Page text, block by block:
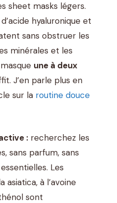
sheet masks légers.
hyaluronique et
sans obstruer les
minérales et les
une à deux
J’en parle plus en
sur la routine douce
: recherchez les
sans parfum, sans
Les
asiatica, à l’avoine
sont